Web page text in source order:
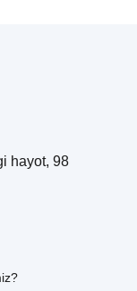
hayot, 98